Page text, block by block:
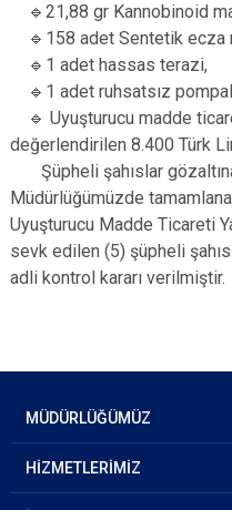
🔹21,88 gr Kannobinoid
🔹158 adet Sentetik ecza
🔹1 adet hassas terazi,
🔹1 adet ruhsatsız
🔹 Uyuşturucu madde
değerlendirilen 8.400 Türk
Şüpheli şahıslar
Müdürlüğümüzde
Uyuşturucu Madde Ticareti
sevk edilen (5) şüpheli
adli kontrol kararı verilmiştir.
MÜDÜRLÜĞÜMÜZ
HİZMETLERİMİZ